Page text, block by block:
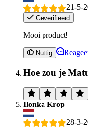
21-5-
Geverifieerd
Mooi product!
Nuttig
Hoe zou je
Ilonka Krop
28-3-